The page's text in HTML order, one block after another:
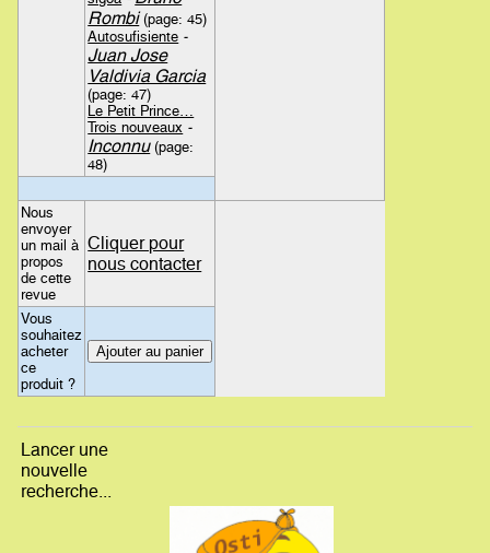
Rombi(page: 45)
Autosufisiente -
Juan Jose
Valdivia Garcia
(page: 47)
Le Petit Prince…
Trois nouveaux -
Inconnu(page:
48)
Nous
envoyer
un mail à
propos
de cette
revue
Cliquer pour
nous contacter
Vous
souhaitez
acheter
ce
produit ?
Lancer une
nouvelle
recherche...